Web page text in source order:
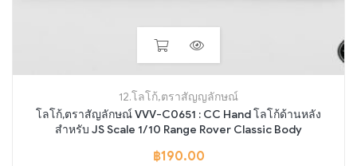
12.โลโก้,ตราสัญญลักษณ์
โลโก้,ตราสัญลักษณ์ VVV-C0651 : CC Hand โลโก้ด้านหลัง
สำหรับ JS Scale 1/10 Range Rover Classic Body
฿190.00